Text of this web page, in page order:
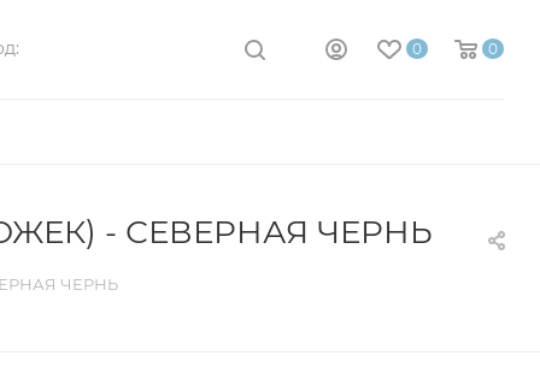
0 0
- СЕВЕРНАЯ ЧЕРНЬ
ЧЕРНЬ